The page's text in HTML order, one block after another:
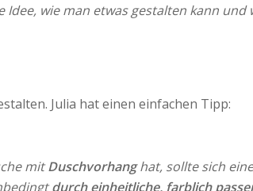
wie man etwas gestalten kann und
Julia hat einen einfachen Tipp:
mitDuschvorhanghat, sollte sich
durch einheitliche, farblich